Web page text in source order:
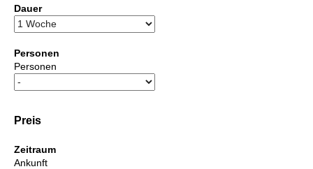
Dauer
Personen
Personen
Preis
Zeitraum
Ankunft